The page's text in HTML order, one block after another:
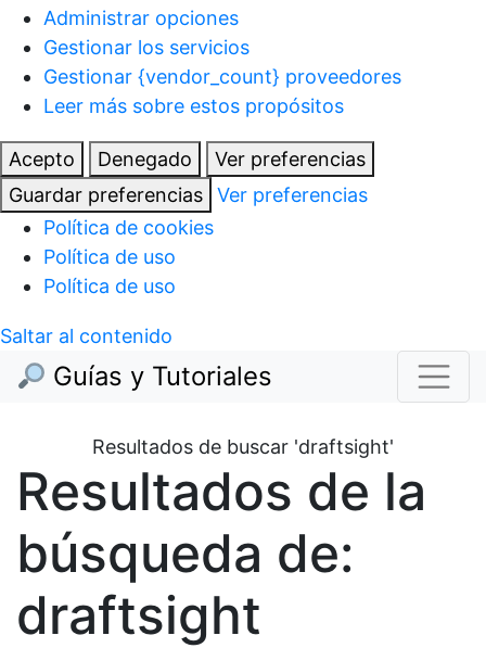
Administrar opciones
Gestionar los servicios
Gestionar {vendor_count} proveedores
Leer más sobre estos propósitos
Acepto Denegado
Ver preferencias
Guardar preferencias
Ver preferencias
Política de cookies
Política de uso
Política de uso
Saltar al contenido
Guías y Tutoriales
Resultados de buscar 'draftsight'
Resultados de la
búsqueda de:
draftsight